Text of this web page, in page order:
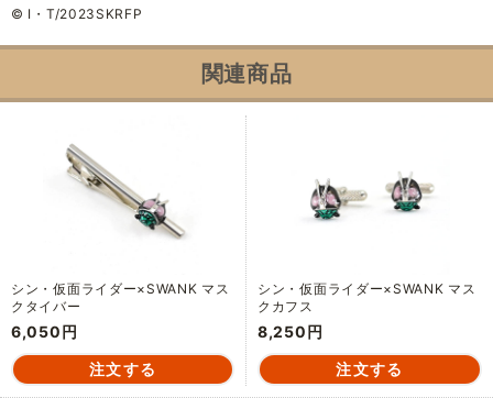
© I・T/2023SKRFP
関連商品
シン・仮面ライダー×SWANK マス
クタイバー
6,050円
シン・仮面ライダー×SWANK マス
クカフス
8,250円